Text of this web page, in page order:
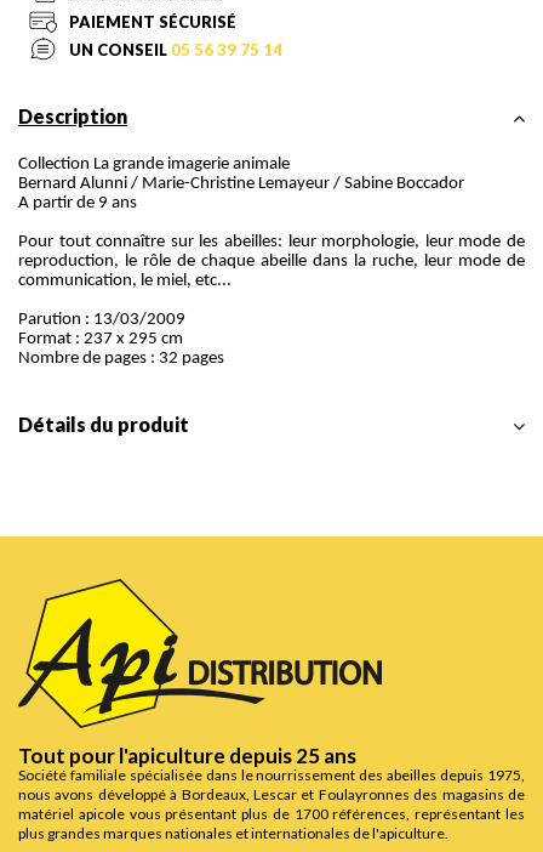
PAIEMENT SÉCURISÉ
UN CONSEIL 05 56 39 75 14
Description
Collection La grande imagerie animale
Bernard Alunni / Marie-Christine Lemayeur / Sabine Boccador
A partir de 9 ans
Pour tout connaître sur les abeilles: leur morphologie, leur mode de
reproduction, le rôle de chaque abeille dans la ruche, leur mode de
communication, le miel, etc...
Parution : 13/03/2009
Format : 237 x 295 cm
Nombre de pages : 32 pages
Détails du produit
Tout pour l'apiculture depuis 25 ans
Société familiale spécialisée dans le nourrissement des abeilles depuis 1975,
nous avons développé à Bordeaux, Lescar et Foulayronnes des magasins de
matériel apicole vous présentant plus de 1700 références, représentant les
plus grandes marques nationales et internationales de l'apiculture.